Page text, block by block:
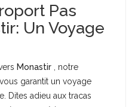
Pas
Un Voyage
Monastir , notre
garantit un voyage
Dites adieu aux tracas